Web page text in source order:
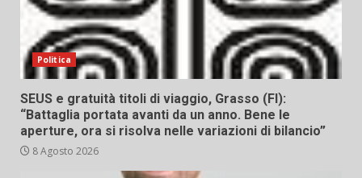
Politica
SEUS e gratuità titoli di viaggio, Grasso (FI):
“Battaglia portata avanti da un anno. Bene le
aperture, ora si risolva nelle variazioni di bilancio”
8 Agosto 2026